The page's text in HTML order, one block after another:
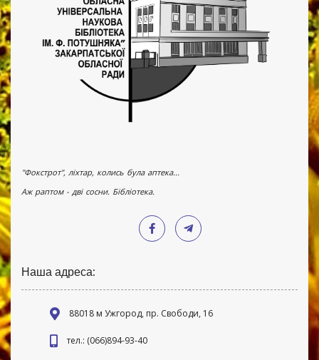
"Фокстрот", ліхтар, колись була аптека...
Аж раптом - дві сосни. Бібліотека.
Наша адреса:
88018 м Ужгород, пр. Свободи, 16
тел.: (066)894-93-40